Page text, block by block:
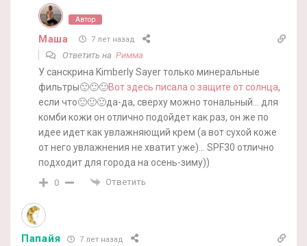
Автор
Маша 7 лет назад
Ответить на Римма
У санскрина Kimberly Sayer только минеральные
фильтры🙂🙂🙂Вот здесь писала о защите от солнца,
если что🙂🙂🙂да-да, сверху можно тональный… для
комби кожи он отлично подойдет как раз, он же по
идее идет как увлажняющий крем (а вот сухой коже
от него увлажнения не хватит уже)… SPF30 отлично
подходит для города на осень-зиму))
0 Ответить
Папайя 7 лет назад